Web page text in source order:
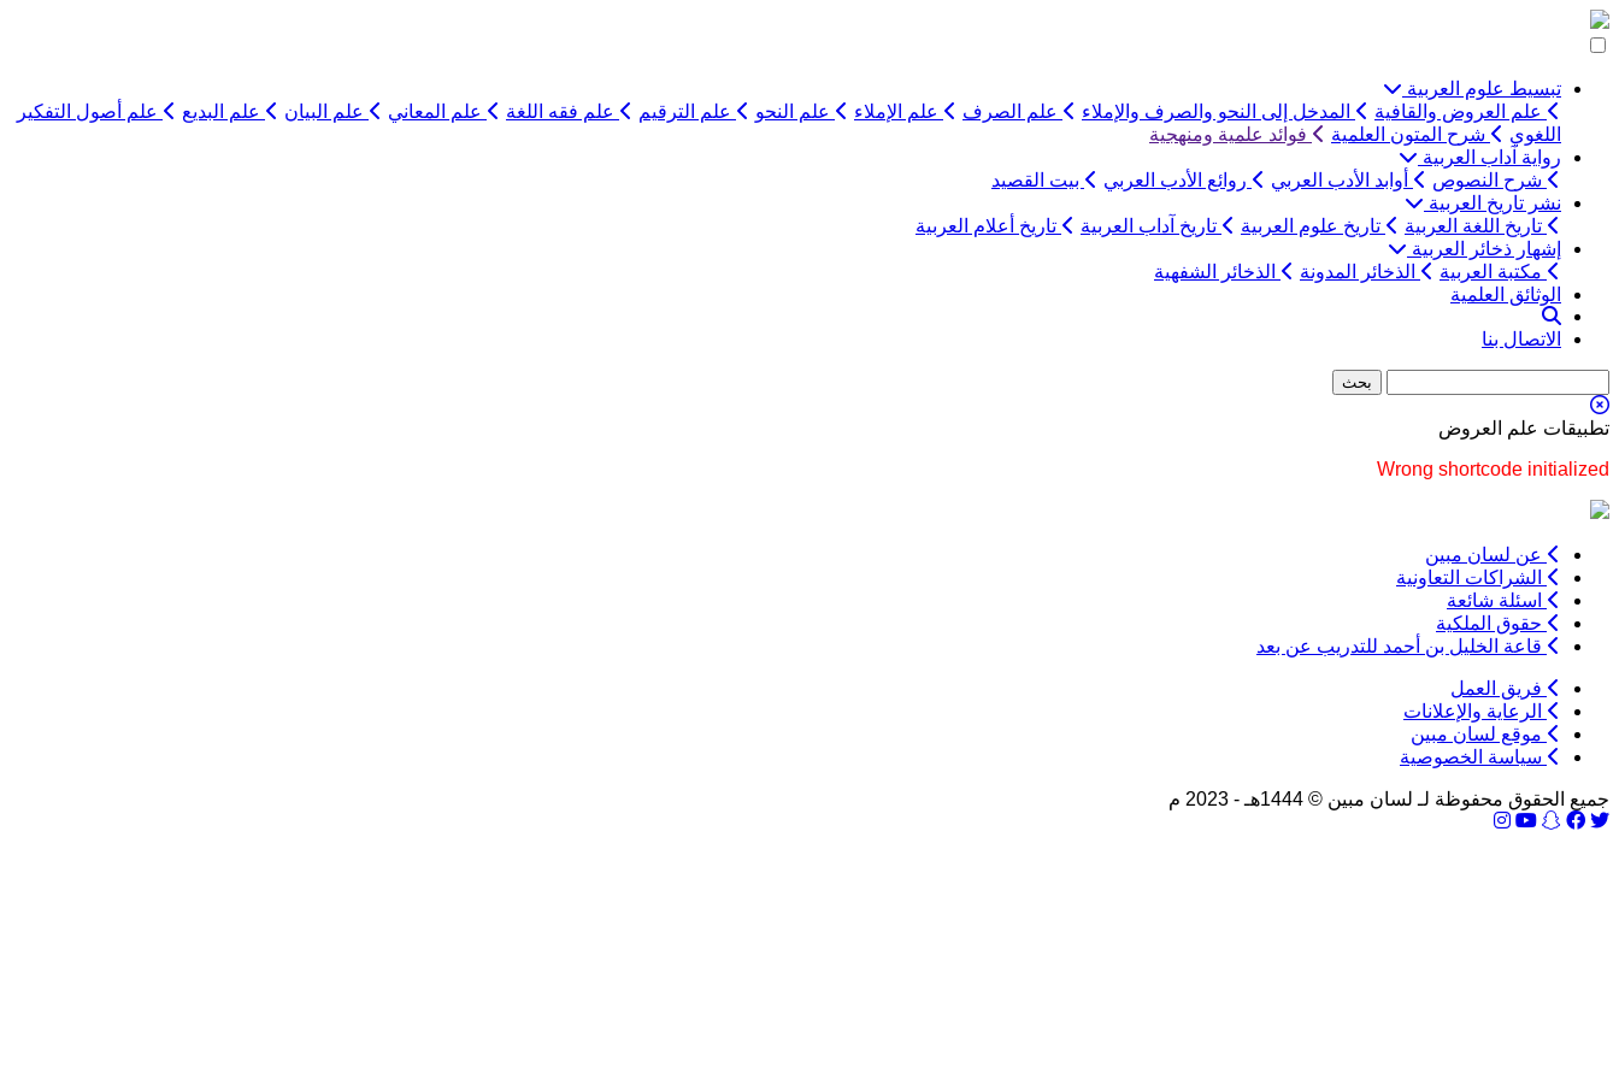
التخطي
إلى
تبسيط علوم العربية
علم العروض والقافية
المدخل إلى النحو والصرف والإملاء علم الصرف علم الإملاء علم النحو علم الترقيم علم فقه اللغة علم المعاني علم البيان علم البديع
علم أصول التفكير
اللغوي
شرح المتون العلمية
فوائد علمية ومنهجية
رواية آداب العربية
شرح النصوص
أوابد الأدب العربي روائع الأدب العربي
بيت القصيد
نشر تاريخ العربية
تاريخ اللغة العربية
تاريخ علوم العربية تاريخ آداب العربية
تاريخ أعلام العربية
إشهار ذخائر العربية
مكتبة العربية
الذخائر المدونة
الذخائر الشفهية
الوثائق العلمية
الاتصال بنا
تطبيقات علم العروض
Wrong shortcode initialized
عن لسان مبين
الشراكات التعاونية
اسئلة شائعة
حقوق الملكية
قاعة الخليل بن أحمد للتدريب عن بعد
فريق العمل
الرعاية والإعلانات
موقع لسان مبين
سياسة الخصوصية
جميع الحقوق محفوظة لـ لسان مبين © 1444هـ - 2023 م